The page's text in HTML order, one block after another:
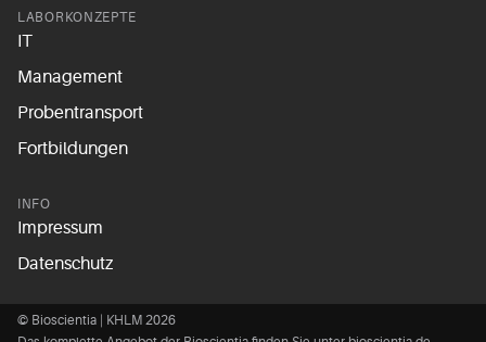
LABORKONZEPTE
IT
Management
Probentransport
Fortbildungen
INFO
Impressum
Datenschutz
© Bioscientia | KHLM 2026